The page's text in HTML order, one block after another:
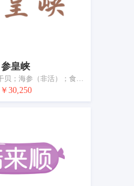
参皇峡
肉；食用燕窝；干贝；海参（非活）；食用鱼胶；鱼制食品；鱼子酱；鱼翅；水产罐头；鱼罐头
￥30,250